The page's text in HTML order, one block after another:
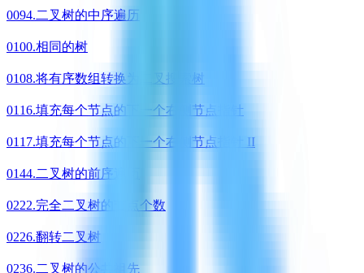
0094.二叉树的中序遍历
0100.相同的树
0108.将有序数组转换为二叉搜索树
0116.填充每个节点的下一个右侧节点指针
0117.填充每个节点的下一个右侧节点指针 II
0144.二叉树的前序遍历
0222.完全二叉树的节点个数
0226.翻转二叉树
0236.二叉树的公共祖先